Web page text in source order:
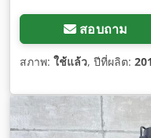
สอบถาม
สภาพ: ใช้แล้ว, ปีที่ผลิต: